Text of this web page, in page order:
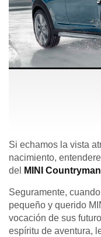
Si echamos la vista
nacimiento,
del
MINI Countryman
Seguramente,
pequeño y querido
vocación de sus
espíritu de aventura,